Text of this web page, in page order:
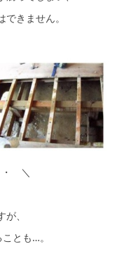
きません。
・ ＼
、
とも…。